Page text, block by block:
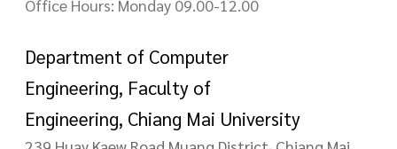
Office Hours: Monday 09.00-12.00
Department of Computer
Engineering, Faculty of
Engineering, Chiang Mai University